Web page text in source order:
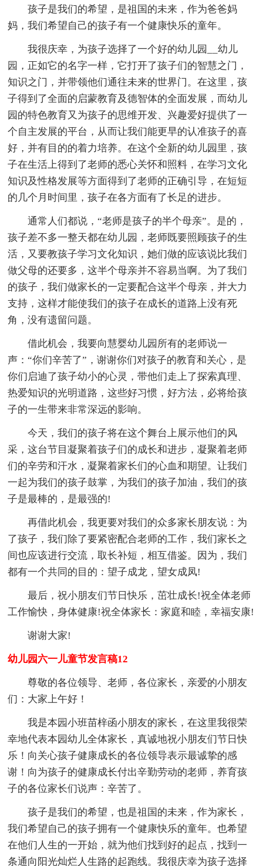
孩子是我们的希望，是祖国的未来，作为爸爸妈
妈，我们希望自己的孩子有一个健康快乐的童年。
我很庆幸，为孩子选择了一个好的幼儿园__幼儿
园，正如它的名字一样，它打开了孩子们的智慧之门，
知识之门，并带领他们通往未来的世界门。在这里，孩
子得到了全面的启蒙教育及德智体的全面发展，而幼儿
园的特色教育又为孩子的思维开发、兴趣爱好提供了一
个自主发展的平台，从而让我们能更早的认准孩子的喜
好，并有目的的着力培养。在这个全新的幼儿园里，孩
子在生活上得到了老师的悉心关怀和照料，在学习文化
知识及性格发展等方面得到了老师的正确引导，在短短
的几个月时间里，孩子在各方面有了长足的进步。
通常人们都说，“老师是孩子的半个母亲”。是的，
孩子差不多一整天都在幼儿园，老师既要照顾孩子的生
活，又要教孩子学习文化知识，她们做的应该说比我们
做父母的还要多，这半个母亲并不容易当啊。为了我们
的孩子，我们做家长的一定要配合这半个母亲，并大力
支持，这样才能使我们的孩子在成长的道路上没有死
角，没有遗留问题。
借此机会，我要向慧婴幼儿园所有的老师说一
声：“你们辛苦了”，谢谢你们对孩子的教育和关心，是
你们启迪了孩子幼小的心灵，带他们走上了探索真理、
热爱知识的光明道路，这些好习惯，好方法，必将给孩
子的一生带来非常深远的影响。
今天，我们的孩子将在这个舞台上展示他们的风
采，这台节目凝聚着孩子们的成长和进步，凝聚着老师
们的辛劳和汗水，凝聚着家长们的心血和期望。让我们
一起为我们的孩子鼓掌，为我们的孩子加油，我们的孩
子是最棒的，是最强的!
再借此机会，我更要对我们的众多家长朋友说：为
了孩子，我们除了要紧密配合老师的工作，我们家长之
间也应该进行交流，取长补短，相互借鉴。因为，我们
都有一个共同的目的：望子成龙，望女成凤!
最后，祝小朋友们节日快乐，茁壮成长!祝全体老师
工作愉快，身体健康!祝全体家长：家庭和睦，幸福安康!
谢谢大家!
幼儿园六一儿童节发言稿12
尊敬的各位领导、老师，各位家长，亲爱的小朋友
们：大家上午好！
我是本园小班苗梓函小朋友的家长，在这里我很荣
幸地代表本园幼儿全体家长，真诚地祝小朋友们节日快
乐！向关心孩子健康成长的各位领导表示最诚挚的感
谢！向为孩子的健康成长付出辛勤劳动的老师，养育孩
子的各位家长们说声：辛苦了。
孩子是我们的希望，也是祖国的未来，作为家长，
我们希望自己的孩子拥有一个健康快乐的童年。也希望
在他们人生的一开始，就为他们找到好的起点，找到一
条通向阳光灿烂人生路的起跑线。我很庆幸为孩子选择